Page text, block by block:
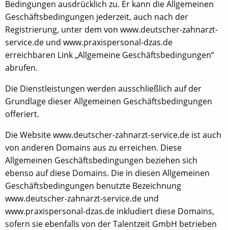
Bedingungen ausdrücklich zu. Er kann die Allgemeinen
Geschäftsbedingungen jederzeit, auch nach der
Registrierung, unter dem von www.deutscher-zahnarzt-
service.de und www.praxispersonal-dzas.de
erreichbaren Link „Allgemeine Geschäftsbedingungen“
abrufen.
Die Dienstleistungen werden ausschließlich auf der
Grundlage dieser Allgemeinen Geschäftsbedingungen
offeriert.
Die Website www.deutscher-zahnarzt-service.de ist auch
von anderen Domains aus zu erreichen. Diese
Allgemeinen Geschäftsbedingungen beziehen sich
ebenso auf diese Domains. Die in diesen Allgemeinen
Geschäftsbedingungen benutzte Bezeichnung
www.deutscher-zahnarzt-service.de und
www.praxispersonal-dzas.de inkludiert diese Domains,
sofern sie ebenfalls von der Talentzeit GmbH betrieben